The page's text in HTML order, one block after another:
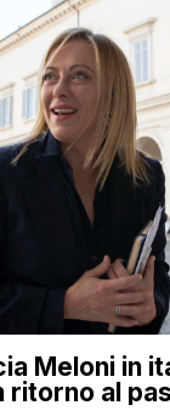
Meloni in
ritorno al